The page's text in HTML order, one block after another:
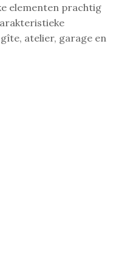
elementen prachtig
atelier, garage en